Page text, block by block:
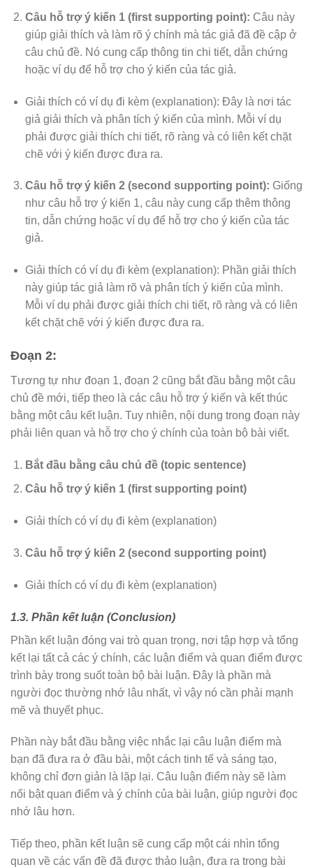
Câu hỗ trợ ý kiến 1 (first supporting point): Câu này
giúp giải thích và làm rõ ý chính mà tác giả đã đề cập ở
câu chủ đề. Nó cung cấp thông tin chi tiết, dẫn chứng
hoặc ví dụ để hỗ trợ cho ý kiến của tác giả.
Giải thích có ví dụ đi kèm (explanation): Đây là nơi tác
giả giải thích và phân tích ý kiến của mình. Mỗi ví dụ
phải được giải thích chi tiết, rõ ràng và có liên kết chặt
chẽ với ý kiến được đưa ra.
Câu hỗ trợ ý kiến 2 (second supporting point): Giống
như câu hỗ trợ ý kiến 1, câu này cung cấp thêm thông
tin, dẫn chứng hoặc ví dụ để hỗ trợ cho ý kiến của tác
giả.
Giải thích có ví dụ đi kèm (explanation): Phần giải thích
này giúp tác giả làm rõ và phân tích ý kiến của mình.
Mỗi ví dụ phải được giải thích chi tiết, rõ ràng và có liên
kết chặt chẽ với ý kiến được đưa ra.
Đoạn 2:
Tương tự như đoạn 1, đoạn 2 cũng bắt đầu bằng một câu
chủ đề mới, tiếp theo là các câu hỗ trợ ý kiến và kết thúc
bằng một câu kết luận. Tuy nhiên, nội dung trong đoạn này
phải liên quan và hỗ trợ cho ý chính của toàn bộ bài viết.
Bắt đầu bằng câu chủ đề (topic sentence)
Câu hỗ trợ ý kiến 1 (first supporting point)
Giải thích có ví dụ đi kèm (explanation)
Câu hỗ trợ ý kiến 2 (second supporting point)
Giải thích có ví dụ đi kèm (explanation)
1.3. Phần kết luận (Conclusion)
Phần kết luận đóng vai trò quan trọng, nơi tập hợp và tổng
kết lại tất cả các ý chính, các luận điểm và quan điểm được
trình bày trong suốt toàn bộ bài luận. Đây là phần mà
người đọc thường nhớ lâu nhất, vì vậy nó cần phải mạnh
mẽ và thuyết phục.
Phần này bắt đầu bằng việc nhắc lại câu luận điểm mà
bạn đã đưa ra ở đầu bài, một cách tinh tế và sáng tạo,
không chỉ đơn giản là lặp lại. Câu luận điểm này sẽ làm
nổi bật quan điểm và ý chính của bài luận, giúp người đọc
nhớ lâu hơn.
Tiếp theo, phần kết luận sẽ cung cấp một cái nhìn tổng
quan về các vấn đề đã được thảo luận, đưa ra trong bài